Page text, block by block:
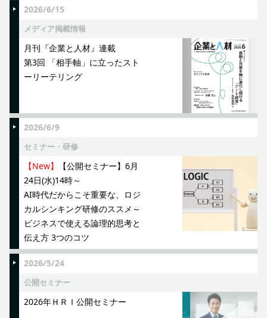
2026/6/15
メディア掲載情報
月刊『企業と人材』連載
第3回 「相手軸」に立ったスト
ーリーテリング
2026/6/9
セミナー・研修
【New】
【公開セミナー】6月
24日(水)14時～
AI時代だからこそ重要な、ロジ
カルシンキング研修のススメ～
ビジネスで使える論理的思考と
伝え方 3つのコツ
2026/5/24
公開セミナー
2026年ＨＲＩ公開セミナー